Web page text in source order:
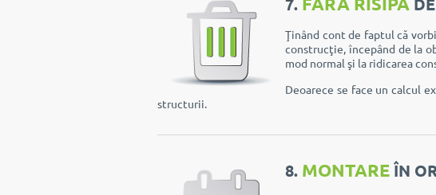
Ţinând cont de faptul că
construcţie, începând de la
mod normal şi la ridicarea
Deoarece se face un calcul
structurii.
8. MONTAREÎN